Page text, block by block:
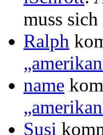
muss
Ralph
name
Susi